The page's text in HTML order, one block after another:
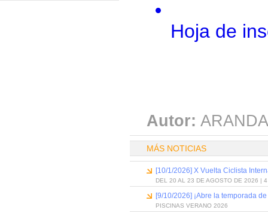
Hoja de
Autor:
MÁS NOTICIAS
[10/1/2026] X Vuelta Ciclista
DEL 20 AL 23 DE AGOSTO DE 2026 | 4
[9/10/2026] ¡Abre la temporada
PISCINAS VERANO 2026